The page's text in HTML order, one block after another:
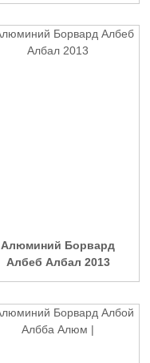
Алюминий Борвард
Албеб Албал 2013